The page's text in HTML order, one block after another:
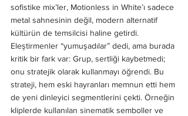
sofistike mix’ler, Motionless in White’ı sadece
metal sahnesinin değil, modern alternatif
kültürün de temsilcisi haline getirdi.
Eleştirmenler “yumuşadılar” dedi, ama burada
kritik bir fark var: Grup, sertliği kaybetmedi;
onu stratejik olarak kullanmayı öğrendi. Bu
strateji, hem eski hayranları memnun etti hem
de yeni dinleyici segmentlerini çekti. Örneğin
kliplerde kullanılan sinematik semboller ve